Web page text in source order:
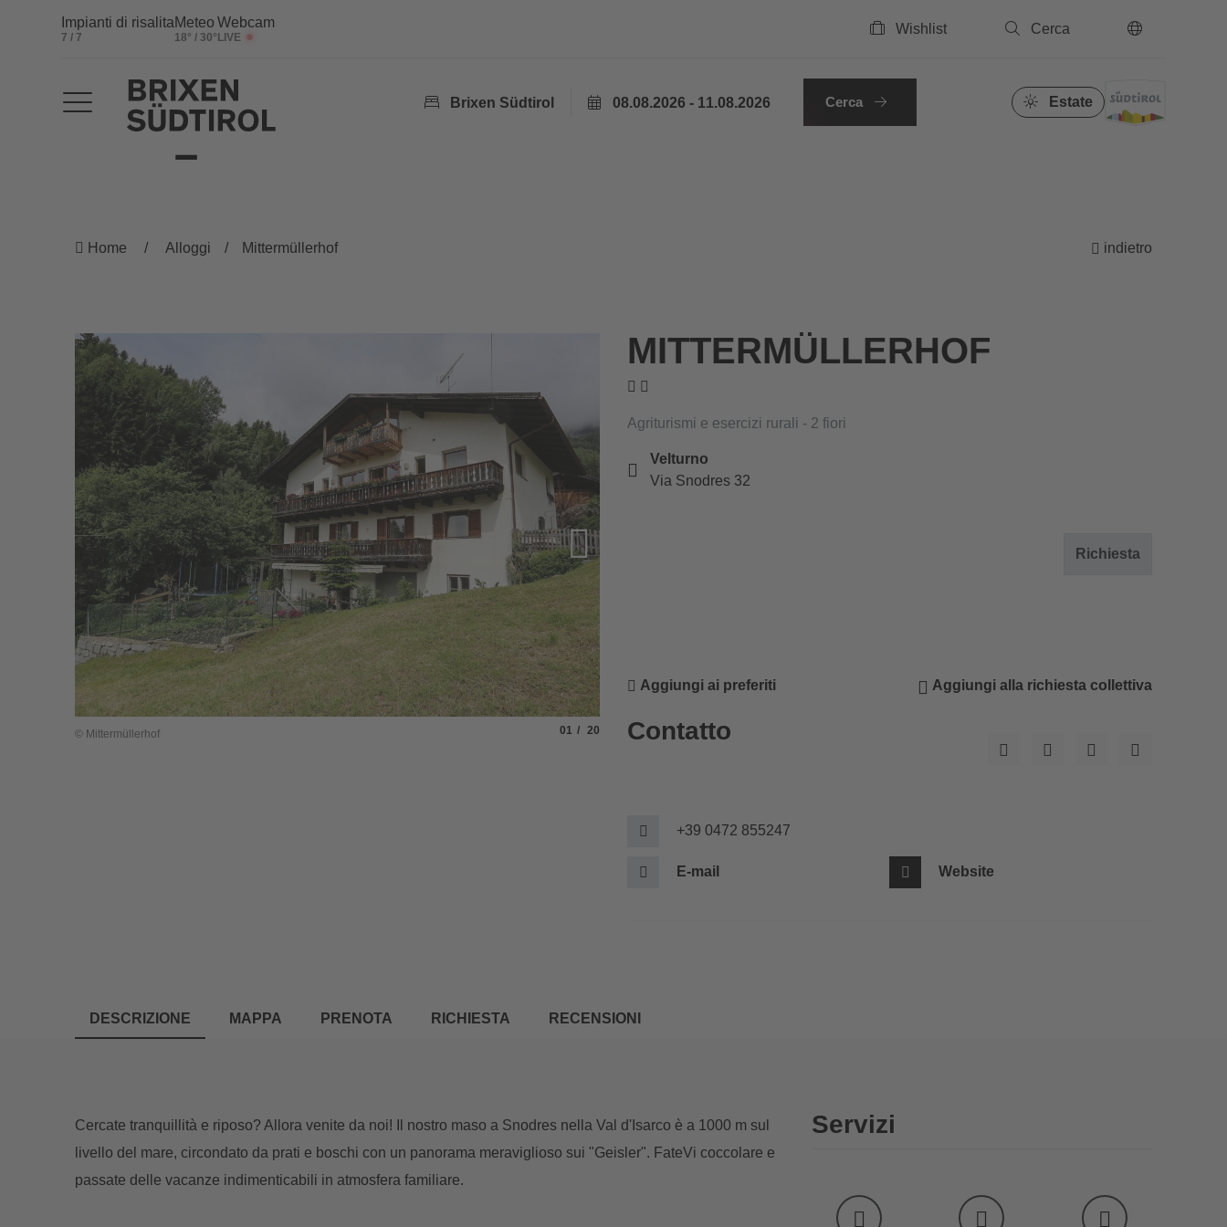
Impianti di risalita
7 / 7
Meteo
18° / 30°
Webcam
LIVE
Wishlist Cerca
Brixen Südtirol 08.08.2026 - 11.08.2026 Cerca Estate
Home Alloggi Mittermüllerhof indietro
© Mittermüllerhof © Mittermüllerhof
Slide
01 di
20
MITTERMÜLLERHOF
Agriturismi e esercizi rurali - 2 fiori
Velturno
Via Snodres 32
Richiesta
Aggiungi alla richiesta collettiva
Aggiungi ai preferiti
Contatto
+39 0472 855247
E-mail Website
DESCRIZIONE MAPPA PRENOTA RICHIESTA RECENSIONI
Cercate tranquillità e riposo? Allora venite da noi! Il nostro maso a Snodres nella Val d'Isarco è a 1000 m sul
livello del mare, circondato da prati e boschi con un panorama meraviglioso sui "Geisler". FateVi coccolare e
passate delle vacanze indimenticabili in atmosfera familiare.
Servizi